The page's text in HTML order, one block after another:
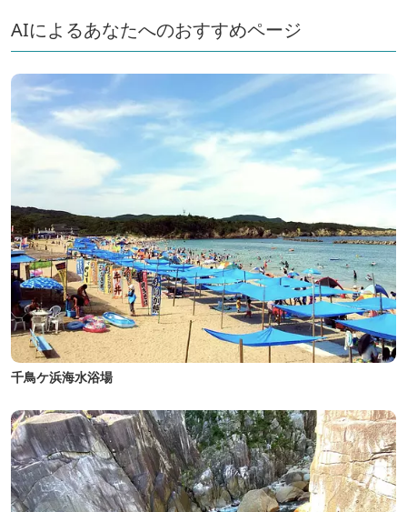
AIによるあなたへのおすすめページ
千鳥ケ浜海水浴場